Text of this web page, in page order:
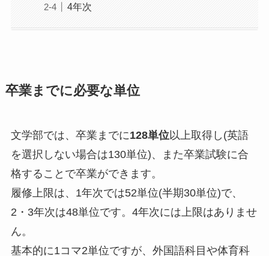
4年次
卒業までに必要な単位
文学部では、卒業までに128単位以上取得し(英語
を選択しない場合は130単位)、また卒業試験に合
格することで卒業ができます。
履修上限は、1年次では52単位(半期30単位)で、
2・3年次は48単位です。4年次には上限はありませ
ん。
基本的に1コマ2単位ですが、外国語科目や体育科